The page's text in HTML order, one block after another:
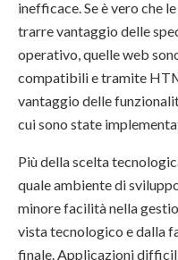
inefficace. Se è vero che
trarre vantaggio delle
operativo, quelle web
compatibili e tramite
vantaggio delle
cui sono state
Più della scelta
quale ambiente di
minore facilità nella
vista tecnologico e dalla
finale. Applicazioni